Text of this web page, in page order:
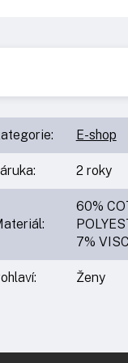
: E-shop
: 2 roky
:
60%
7%
: Ženy